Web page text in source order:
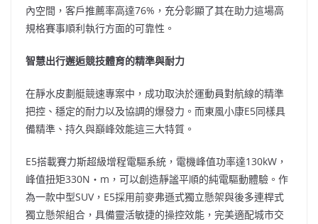
內空間，客戶推薦率高達76%，充分彰顯了其在助力這場高
規格賽事順利執行方面的可靠性。
智慧出行邂逅競技體育的精準與耐力
在靜水皮劃艇競速專案中，成功取決於運動員對航線的精準
把控、穩定的耐力以及協調的爆發力。而東風小康E5同樣具
備精準、持久與巔峰效能這三大特質。
E5搭載賽力斯超級增程電驅系統，電機峰值功率達130kW，
峰值扭矩330N‧m，可以創造靜謐平順的純電驅動體驗。作
為一款中型SUV，E5採用前麥弗遜式獨立懸架與後多連桿式
獨立懸架組合，具備靈活敏捷的操控效能，完美適配城市交